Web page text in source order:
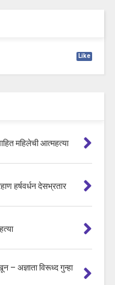
Like
महिलेची आत्महत्या
हर्षवर्धन देसभ्रतार
– अज्ञाता विरूध्द गुन्हा